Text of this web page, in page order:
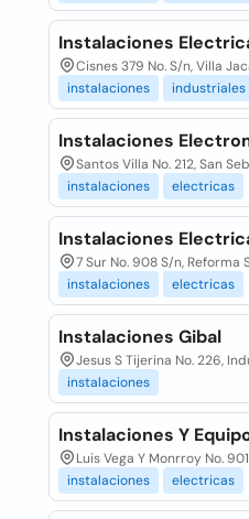
Instalaciones
Cisnes 379 No. S/n, Villa
instalaciones
industriales
Instalaciones
Santos Villa No. 212, San
instalaciones
electricas
Instalaciones
7 Sur No. 908 S/n, Reforma
instalaciones
electricas
Instalaciones Gibal
Jesus S Tijerina No. 226,
instalaciones
Instalaciones Y
Luis Vega Y Monrroy No.
instalaciones
electricas